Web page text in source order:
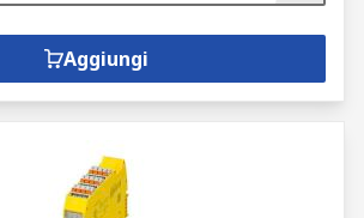
Aggiungi